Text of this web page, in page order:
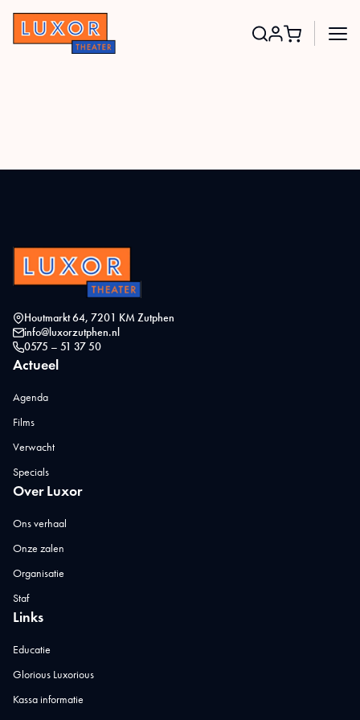
Houtmarkt 64, 7201 KM Zutphen
info@luxorzutphen.nl
0575 – 51 37 50
Actueel
Agenda
Films
Verwacht
Specials
Over Luxor
Ons verhaal
Onze zalen
Organisatie
Staf
Links
Educatie
Glorious Luxorious
Kassa informatie